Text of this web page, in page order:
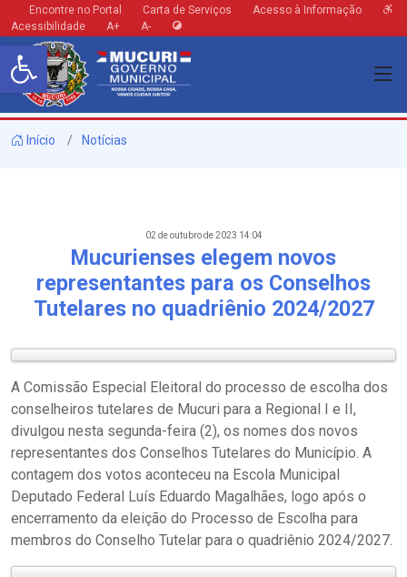
Barra de Ferramentas Aberta
Encontre no Portal Carta de Serviços
Acesso à Informação
Acessibilidade
A+ A-
Início Notícias
02 de outubro de 2023 14:04
Mucurienses elegem novos
representantes para os Conselhos
Tutelares no quadriênio 2024/2027
A Comissão Especial Eleitoral do processo de escolha dos
conselheiros tutelares de Mucuri para a Regional I e II,
divulgou nesta segunda-feira (2), os nomes dos novos
representantes dos Conselhos Tutelares do Município. A
contagem dos votos aconteceu na Escola Municipal
Deputado Federal Luís Eduardo Magalhães, logo após o
encerramento da eleição do Processo de Escolha para
membros do Conselho Tutelar para o quadriênio 2024/2027.